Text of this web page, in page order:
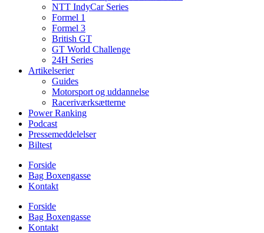
NTT IndyCar Series
Formel 1
Formel 3
British GT
GT World Challenge
24H Series
Artikelserier
Guides
Motorsport og uddannelse
Raceriværksætterne
Power Ranking
Podcast
Pressemeddelelser
Biltest
Forside
Bag Boxengasse
Kontakt
Forside
Bag Boxengasse
Kontakt